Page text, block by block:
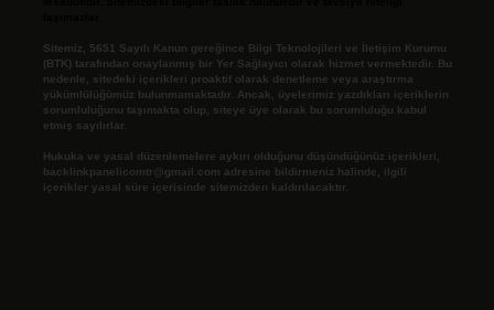
Sitemiz, 5651 Sayılı Kanun gereğince Bilgi Teknolojileri ve İletişim Kurumu
(BTK) tarafından onaylanmış bir Yer Sağlayıcı olarak hizmet vermektedir. Bu
nedenle, sitedeki içerikleri proaktif olarak denetleme veya araştırma
yükümlülüğümüz bulunmamaktadır. Ancak, üyelerimiz yazdıkları içeriklerin
sorumluluğunu taşımakta olup, siteye üye olarak bu sorumluluğu kabul
etmiş sayılırlar.
Hukuka ve yasal düzenlemelere aykırı olduğunu düşündüğünüz içerikleri,
backlinkpanelicomtr@gmail.com adresine bildirmeniz halinde, ilgili
içerikler yasal süre içerisinde sitemizden kaldırılacaktır.